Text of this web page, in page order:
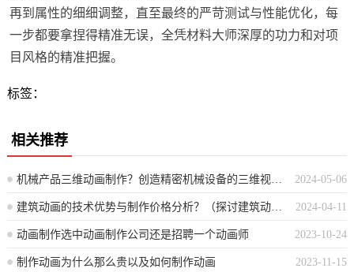
再到属性的细细调整，直至最终的严苛测试与性能优化，每
一步都要拿捏得精准无误，全凭材料大师深厚的功力和对项
目风格的精准把握。
标签：
相关推荐
2024-05-06
2024-04-11
建筑动画的技术优势与制作价格分析？（探讨建筑动画的技效优势及成本造价评估）
2023-10-24
动画制作选中动画制作公司还是招聘一个动画师
2023-11-15
制作动画为什么那么贵以及如何制作动画